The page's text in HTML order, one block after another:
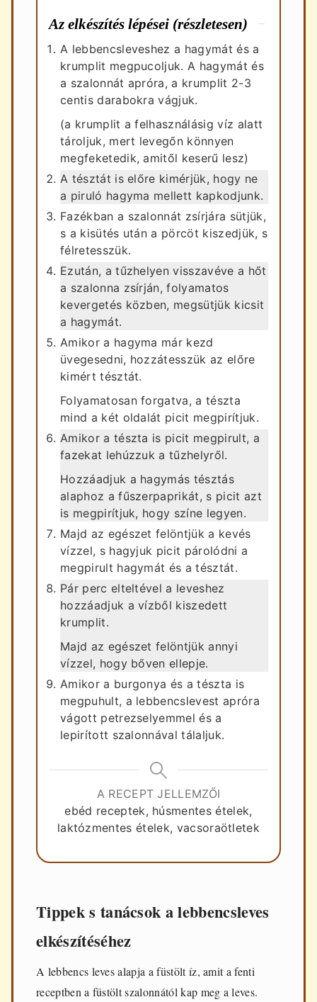
Az elkészítés lépései (részletesen)
A lebbencsleveshez a hagymát és a
krumplit megpucoljuk. A hagymát és
a szalonnát apróra, a krumplit 2-3
centis darabokra vágjuk.
(a krumplit a felhasználásig víz alatt
tároljuk, mert levegőn könnyen
megfeketedik, amitől keserű lesz)
A tésztát is előre kimérjük, hogy ne
a piruló hagyma mellett kapkodjunk.
Fazékban a szalonnát zsírjára sütjük,
s a kisütés után a pörcöt kiszedjük, s
félretesszük.
Ezután, a tűzhelyen visszavéve a hőt
a szalonna zsírján, folyamatos
kevergetés közben, megsütjük kicsit
a hagymát.
Amikor a hagyma már kezd
üvegesedni, hozzátesszük az előre
kimért tésztát.
Folyamatosan forgatva, a tészta
mind a két oldalát picit megpirítjuk.
Amikor a tészta is picit megpirult, a
fazekat lehúzzuk a tűzhelyről.
Hozzáadjuk a hagymás tésztás
alaphoz a fűszerpaprikát, s picit azt
is megpirítjuk, hogy színe legyen.
Majd az egészet felöntjük a kevés
vízzel, s hagyjuk picit párolódni a
megpirult hagymát és a tésztát.
Pár perc elteltével a leveshez
hozzáadjuk a vízből kiszedett
krumplit.
Majd az egészet felöntjük annyi
vízzel, hogy bőven ellepje.
Amikor a burgonya és a tészta is
megpuhult, a lebbencslevest apróra
vágott petrezselyemmel és a
lepirított szalonnával tálaljuk.
A RECEPT JELLEMZŐI
ebéd receptek, húsmentes ételek,
laktózmentes ételek, vacsoraötletek
Tippek s tanácsok a lebbencsleves
elkészítéséhez
A lebbencs leves alapja a füstölt íz, amit a fenti
receptben a füstölt szalonnától kap meg a leves.